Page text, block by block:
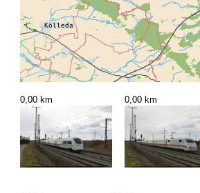
0,00 km 0,00 km